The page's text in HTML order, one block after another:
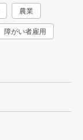
農業
障がい者雇用